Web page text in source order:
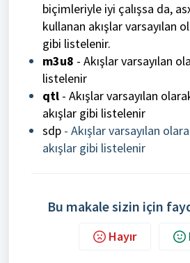
biçimleriyle iyi çalışsa da,
kullanan akışlar varsayılan
gibi listelenir.
m3u8 - Akışlar varsayılan
listelenir
qtl - Akışlar varsayılan
akışlar gibi listelenir
​​​​​sdp - Akışlar varsayılan
akışlar gibi listelenir
Bu makale sizin için
Hayır